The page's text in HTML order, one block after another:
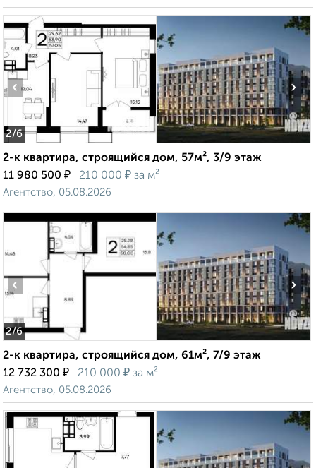
2/6
‹ ›
2-к квартира, строящийся дом, 57м², 3/9 этаж
11 980 500 ₽ 210 000 ₽ за м²
Агентство, 05.08.2026
2/6
‹ ›
2-к квартира, строящийся дом, 61м², 7/9 этаж
12 732 300 ₽ 210 000 ₽ за м²
Агентство, 05.08.2026